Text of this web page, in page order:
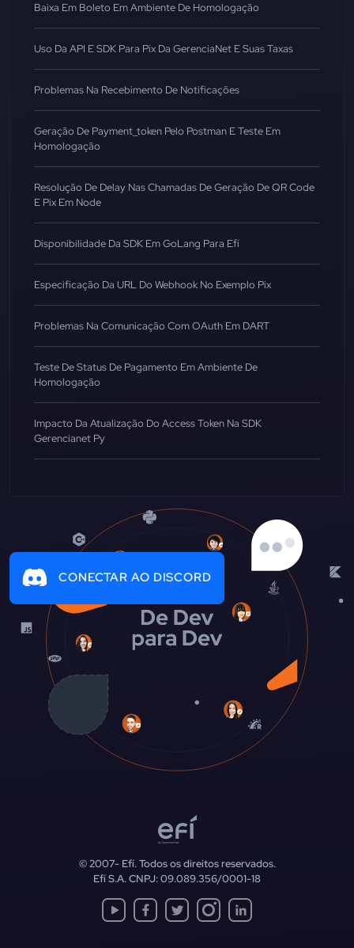
Baixa Em Boleto Em Ambiente De Homologação
Uso Da API E SDK Para Pix Da GerenciaNet E Suas Taxas
Problemas Na Recebimento De Notificações
Geração De Payment_token Pelo Postman E Teste Em
Homologação
Resolução De Delay Nas Chamadas De Geração De QR Code
E Pix Em Node
Disponibilidade Da SDK Em GoLang Para Efí
Especificação Da URL Do Webhook No Exemplo Pix
Problemas Na Comunicação Com OAuth Em DART
Teste De Status De Pagamento Em Ambiente De
Homologação
Impacto Da Atualização Do Access Token Na SDK
Gerencianet Py
CONECTAR AO DISCORD
© 2007-Efí. Todos os direitos reservados.
Efí S.A. CNPJ: 09.089.356/0001-18